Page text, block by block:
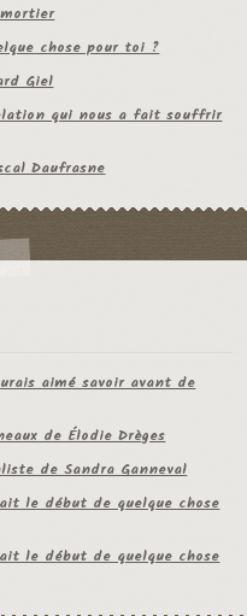
chose pour toi ?
Giel
qui nous a fait souffrir
Daufrasne
aimé savoir avant de
de Élodie Drèges
de Sandra Ganneval
le début de quelque chose
le début de quelque chose